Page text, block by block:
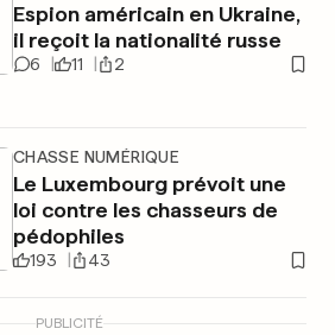
Espion américain en Ukraine,
il reçoit la nationalité russe
6 11 2
CHASSE NUMÉRIQUE
Le Luxembourg prévoit une
loi contre les chasseurs de
pédophiles
193 43
PUBLICITÉ